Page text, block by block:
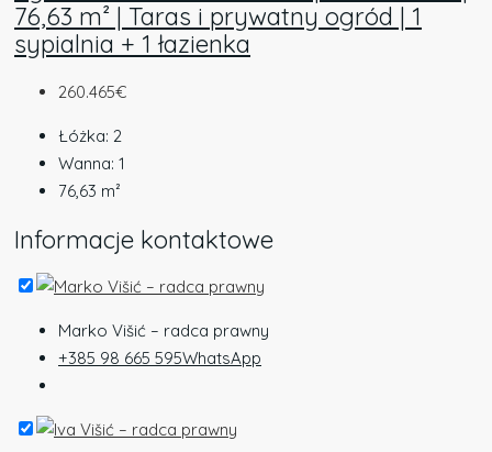
76,63 m² | Taras i prywatny ogród | 1
sypialnia + 1 łazienka
260.465€
Łóżka: 2
Wanna: 1
76,63 m²
Informacje kontaktowe
Marko Višić – radca prawny
+385 98 665 595WhatsApp